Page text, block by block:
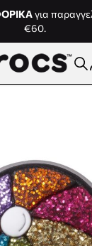
για
€60.